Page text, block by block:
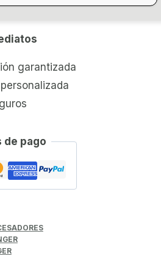
garantizada
de pago